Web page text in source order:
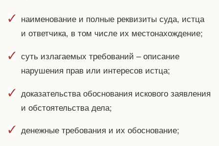
наименование и полные реквизиты суда, истца
и ответчика, в том числе их местонахождение;
суть излагаемых требований – описание
нарушения прав или интересов истца;
доказательства обоснования искового заявления
и обстоятельства дела;
денежные требования и их обоснование;